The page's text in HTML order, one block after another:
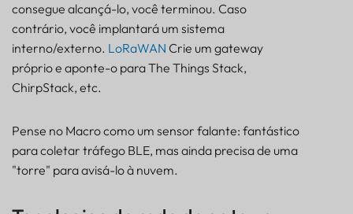
consegue alcançá-lo, você terminou. Caso
contrário, você implantará um sistema
interno/externo. LoRaWAN Crie um gateway
próprio e aponte-o para The Things Stack,
ChirpStack, etc.
Pense no Macro como um sensor falante: fantástico
para coletar tráfego BLE, mas ainda precisa de uma
"torre" para avisá-lo à nuvem.